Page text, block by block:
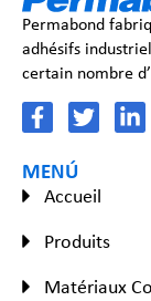
Permabond
adhésifs
certain nombre
MENÚ
Accueil
Produits
Matériaux